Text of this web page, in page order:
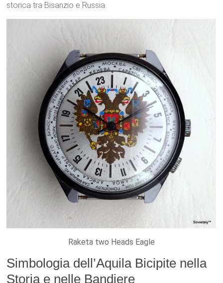
storica tra Bisanzio e Russia.
Raketa two Heads Eagle
Simbologia dell’Aquila Bicipite nella
Storia e nelle Bandiere